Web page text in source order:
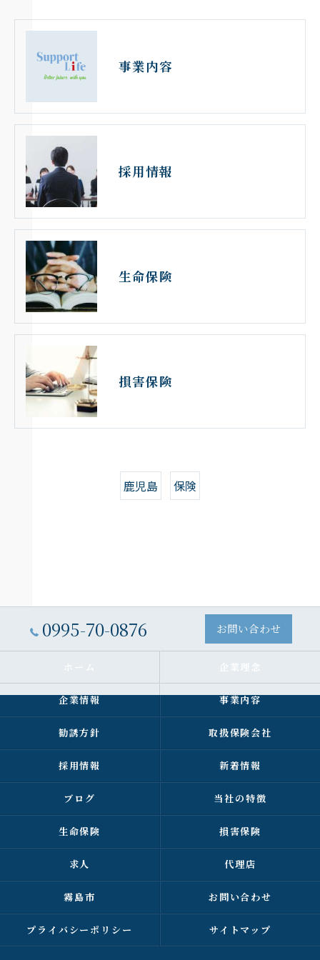
事業内容
採用情報
生命保険
損害保険
鹿児島 保険
0995-70-0876 お問い合わせ
ホーム 企業理念
企業情報 事業内容
勧誘方針 取扱保険会社
採用情報 新着情報
ブログ 当社の特徴
生命保険 損害保険
求人 代理店
霧島市 お問い合わせ
プライバシーポリシー サイトマップ